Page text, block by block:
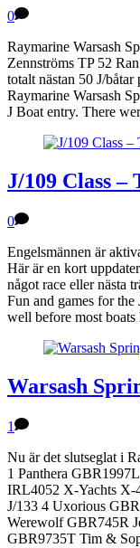
0
Raymarine Warsash
Zennströms TP 52
totalt nästan 50 J/
Raymarine Warsash
J Boat entry. There
J/109 Class –
0
Engelsmännen är
Här är en kort
något race eller nästa
Fun and games for
well before most
Warsash
1
Nu är det slutseglat i
1 Panthera
IRL4052 X-Yachts X-
J/133 4 Uxorious
Werewolf GBR745R
GBR9735T Tim &